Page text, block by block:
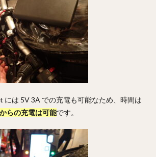
には 5V 3A での充電も可能なため、時間は
らの充電は可能です。